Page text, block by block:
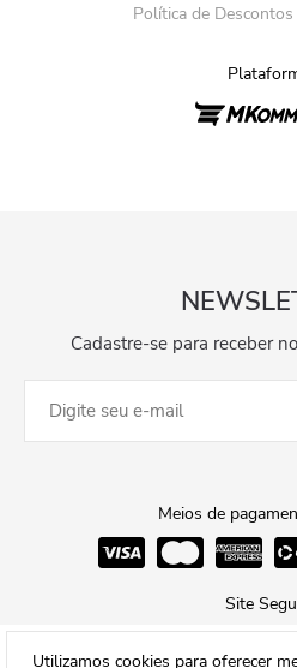
Política de
Cadastre-se para receber
Meios de
Site
Utilizamos cookies para oferecer